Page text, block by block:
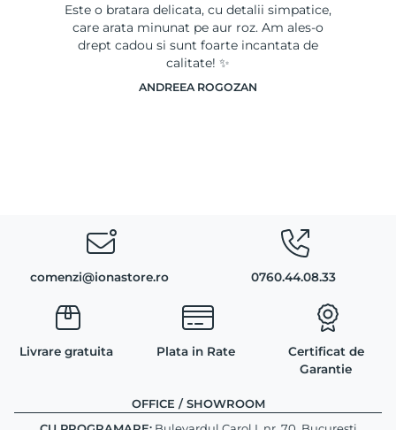
Este o bratara delicata, cu detalii simpatice,
care arata minunat pe aur roz. Am ales-o
drept cadou si sunt foarte incantata de
calitate! ✨
ANDREEA ROGOZAN
comenzi@ionastore.ro 0760.44.08.33
Livrare gratuita Plata in Rate
Certificat de
Garantie
OFFICE / SHOWROOM